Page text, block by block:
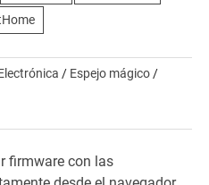
/ Espejo mágico /
firmware con las